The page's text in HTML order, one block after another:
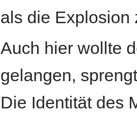
als die Explosion
Auch hier wollte
gelangen,
Die Identität des